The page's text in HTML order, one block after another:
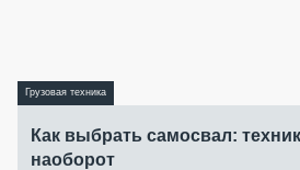
Грузовая техника
Как выбрать самосвал:
наоборот